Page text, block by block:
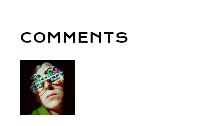
COMMENTS